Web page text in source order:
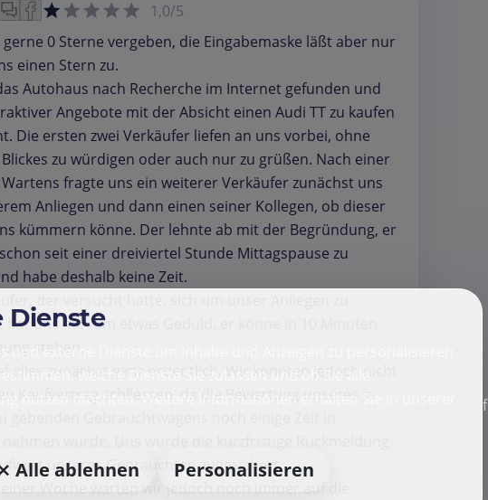
1,0/5
0 Sterne vergeben, die Eingabemaske läßt aber nur
einen Stern zu.
Autohaus nach Recherche im Internet gefunden und
Angebote mit der Absicht einen Audi TT zu kaufen
Die ersten zwei Verkäufer liefen an uns vorbei, ohne
zu würdigen oder auch nur zu grüßen. Nach einer
fragte uns ein weiterer Verkäufer zunächst uns
Anliegen und dann einen seiner Kollegen, ob dieser
kümmern könne. Der lehnte ab mit der Begründung, er
seit einer dreiviertel Stunde Mittagspause zu
habe deshalb keine Zeit.
uns nun um etwas Geduld, er könne in 10 Minuten
stehen.
alles zunächst ganz ordentlich. Wir konnten jedoch nicht
Kaufvertrag schliessen, da die Bewertung unseres in
unseres Gebrauchten zugesichert.
Woche warten wir jedoch noch immer auf die
Dienste
und externe Dienste um Inhalte und Anzeigen zu personalisieren
welche Dienste Sie zulassen und ob Sie alle
nutzen möchten. Weitere Informationen erhalten Sie in unserer
Alle ablehnen Personalisieren
f